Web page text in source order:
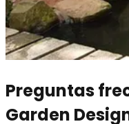
Preguntas
Garden